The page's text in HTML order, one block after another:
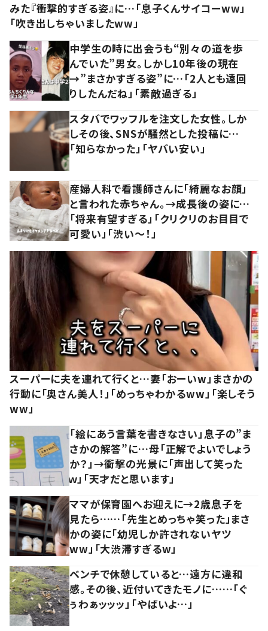
みた『衝撃的すぎる姿』に…「息子くんサイコーww」
「吹き出しちゃいましたww」
中学生の時に出会うも“別々の道を歩
んでいた”男女。しかし10年後の現在
→”まさかすぎる姿”に…「2人とも遠回
りしたんだね」「素敵過ぎる」
スタバでワッフルを注文した女性。しか
しその後、SNSが騒然とした投稿に…
「知らなかった」「ヤバい安い」
産婦人科で看護師さんに「綺麗なお顔」
と言われた赤ちゃん。→成長後の姿に…
「将来有望すぎる」「クリクリのお目目で
可愛い」「渋い～！」
スーパーに夫を連れて行くと…妻「おーいw」まさかの
行動に「奥さん美人！」「めっちゃわかるww」「楽しそう
ww」
「絵にあう言葉を書きなさい」息子の”ま
さかの解答”に…母「正解でよいでしょう
か？」→衝撃の光景に「声出して笑った
ｗ」「天才だと思います」
ママが保育園へお迎えに→2歳息子を
見たら……「先生とめっちゃ笑った」まさ
かの姿に「幼児しか許されないヤツ
ww」「大渋滞すぎるw」
ベンチで休憩していると…遠方に違和
感。その後、近付いてきたモノに……「ぐ
ぅわぁッッッ」「やばいよ…」